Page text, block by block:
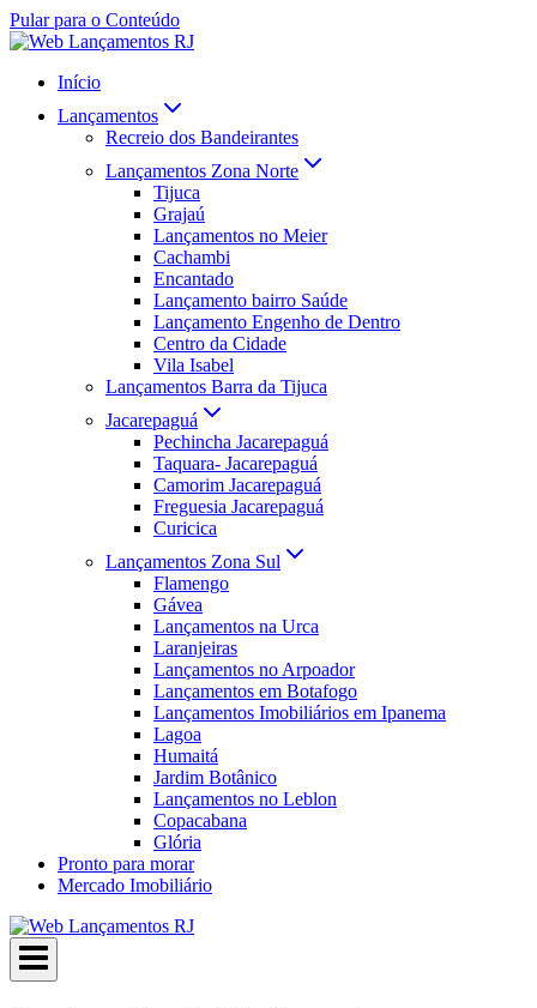
Pular para o Conteúdo
Início
Lançamentos
Recreio dos Bandeirantes
Lançamentos Zona Norte
Tijuca
Grajaú
Lançamentos no Meier
Cachambi
Encantado
Lançamento bairro Saúde
Lançamento Engenho de Dentro
Centro da Cidade
Vila Isabel
Lançamentos Barra da Tijuca
Jacarepaguá
Pechincha Jacarepaguá
Taquara- Jacarepaguá
Camorim Jacarepaguá
Freguesia Jacarepaguá
Curicica
Lançamentos Zona Sul
Flamengo
Gávea
Lançamentos na Urca
Laranjeiras
Lançamentos no Arpoador
Lançamentos em Botafogo
Lançamentos Imobiliários em Ipanema
Lagoa
Humaitá
Jardim Botânico
Lançamentos no Leblon
Copacabana
Glória
Pronto para morar
Mercado Imobiliário